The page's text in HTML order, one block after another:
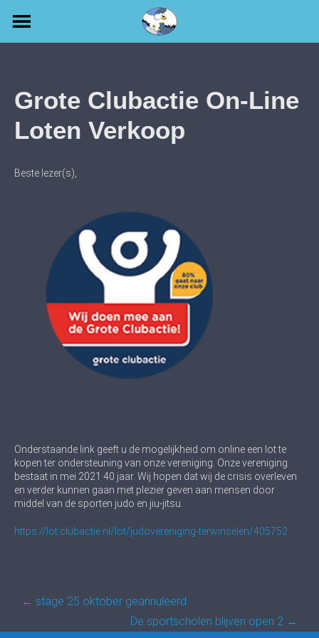
Grote Clubactie On-Line
Loten Verkoop
Beste lezer(s),
Onderstaande link geeft u de mogelijkheid om online een lot te
kopen ter ondersteuning van onze vereniging. Onze vereniging
bestaat in mei 2021 40 jaar. Wij hopen dat wij de crisis overleven
en verder kunnen gaan met plezier geven aan mensen door
middel van de sporten judo en jiu-jitsu.
https://lot.clubactie.nl/lot/judovereniging-terwinselen/405752
Post
← stage 25 oktober geannuleerd
De sportscholen blijven open 2 →